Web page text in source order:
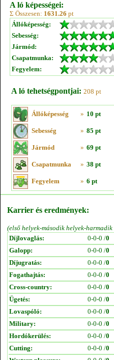
A ló képességei:
Σ Összesen: 1631.26 pt
Állóképesség:
Sebesség:
Jármód:
Csapatmunka:
Fegyelem:
A ló tehetségpontjai: 208 pt
Állóképesség » 10 pt
Sebesség » 85 pt
Jármód » 69 pt
Csapatmunka » 38 pt
Fegyelem » 6 pt
Karrier és eredmények:
(első helyek-második helyek-
Díjlovaglás:
0-0-0 /0
Galopp:
0-0-0 /0
Díjugratás:
0-0-0 /0
Fogathajtás:
0-0-0 /0
Cross-country:
0-0-0 /0
Ügetés:
0-0-0 /0
Lovaspóló:
0-0-0 /0
Military:
0-0-0 /0
Hordókerülés:
0-0-0 /0
Cutting:
0-0-0 /0